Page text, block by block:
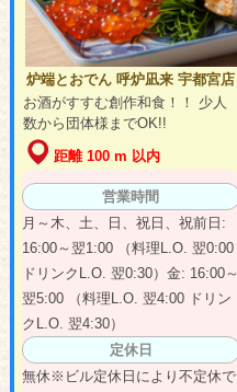
炉端とおでん 呼炉凪来 宇都宮店
お酒がすすむ創作和食！！ 少人
数から団体様までOK!!
距離 100 m 以内
営業時間
月～木、土、日、祝日、祝前日:
16:00～翌1:00 （料理L.O. 翌0:00
ドリンクL.O. 翌0:30）金: 16:00～
翌5:00 （料理L.O. 翌4:00 ドリン
クL.O. 翌4:30）
定休日
無休※ビル定休日により不定休で